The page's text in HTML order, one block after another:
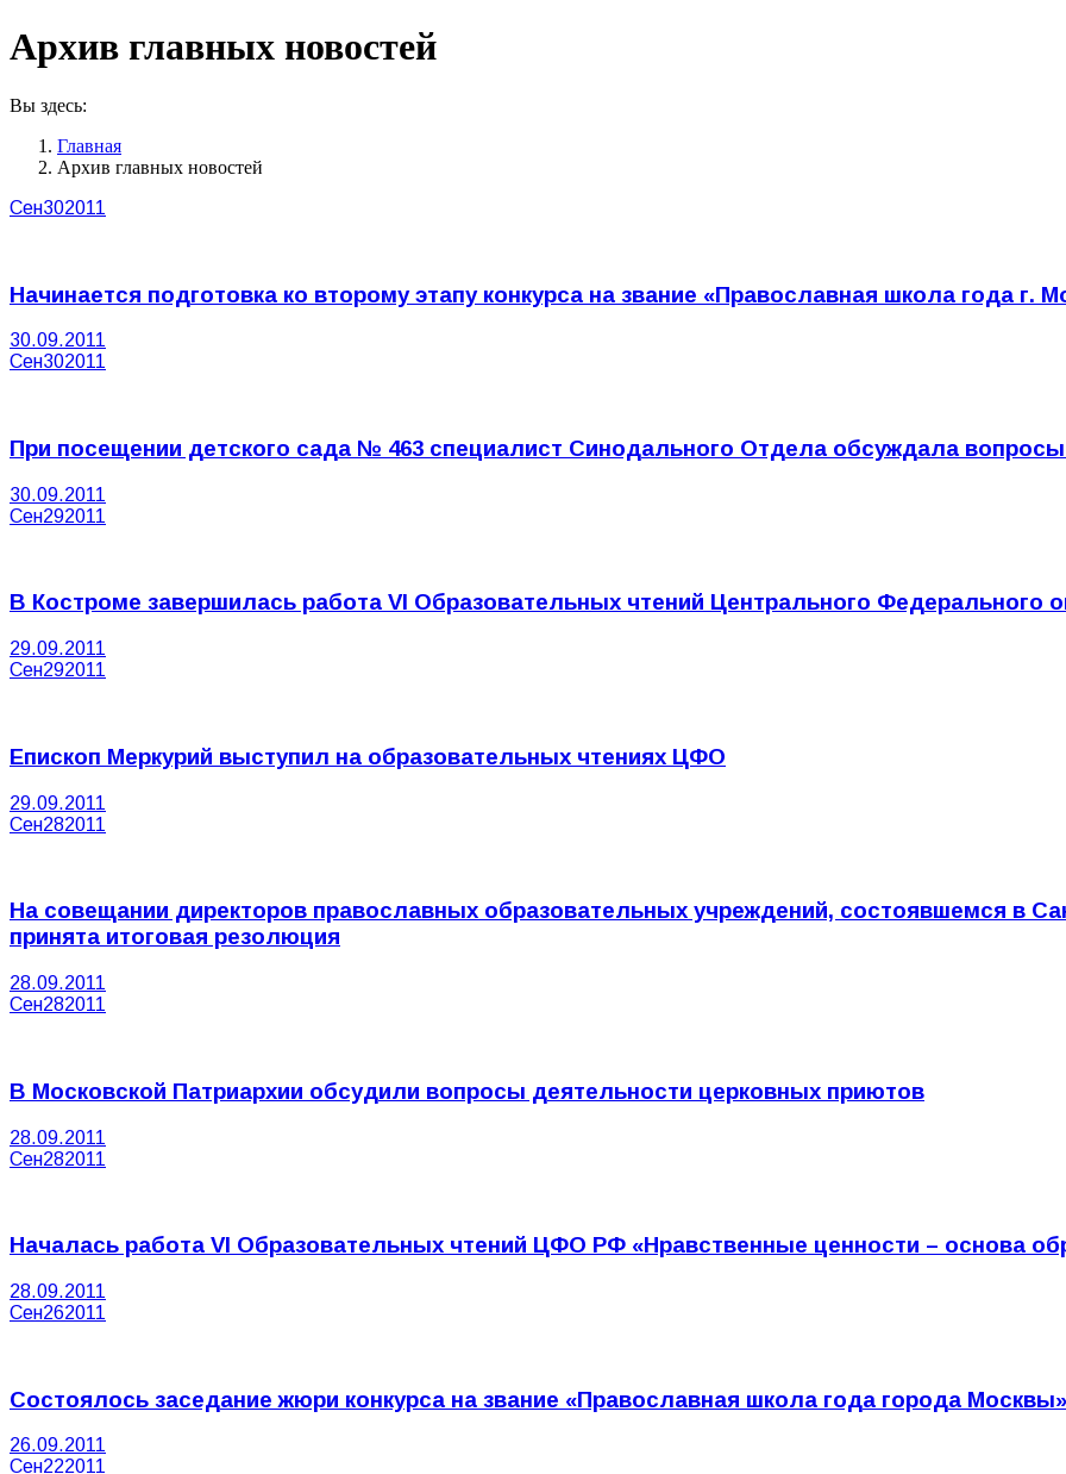
Архив главных новостей
Вы здесь:
Главная
Архив главных новостей
Сен302011
Начинается подготовка ко второму этапу конкурса на звание «Православная школа года г.
30.09.2011
Сен302011
При посещении детского сада № 463 специалист Синодального Отдела обсуждала
30.09.2011
Сен292011
В Костроме завершилась работа VI Образовательных чтений Центрального Федерального
29.09.2011
Сен292011
Епископ Меркурий выступил на образовательных чтениях ЦФО
29.09.2011
Сен282011
На совещании директоров православных образовательных учреждений, состоявшемся в
принята итоговая резолюция
28.09.2011
Сен282011
В Московской Патриархии обсудили вопросы деятельности церковных приютов
28.09.2011
Сен282011
Началась работа VI Образовательных чтений ЦФО РФ «Нравственные ценности – основа
28.09.2011
Сен262011
Состоялось заседание жюри конкурса на звание «Православная школа года города Москвы»
26.09.2011
Сен222011